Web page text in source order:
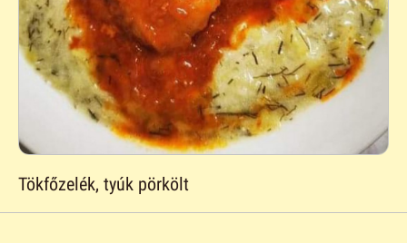
Tökfőzelék, tyúk pörkölt